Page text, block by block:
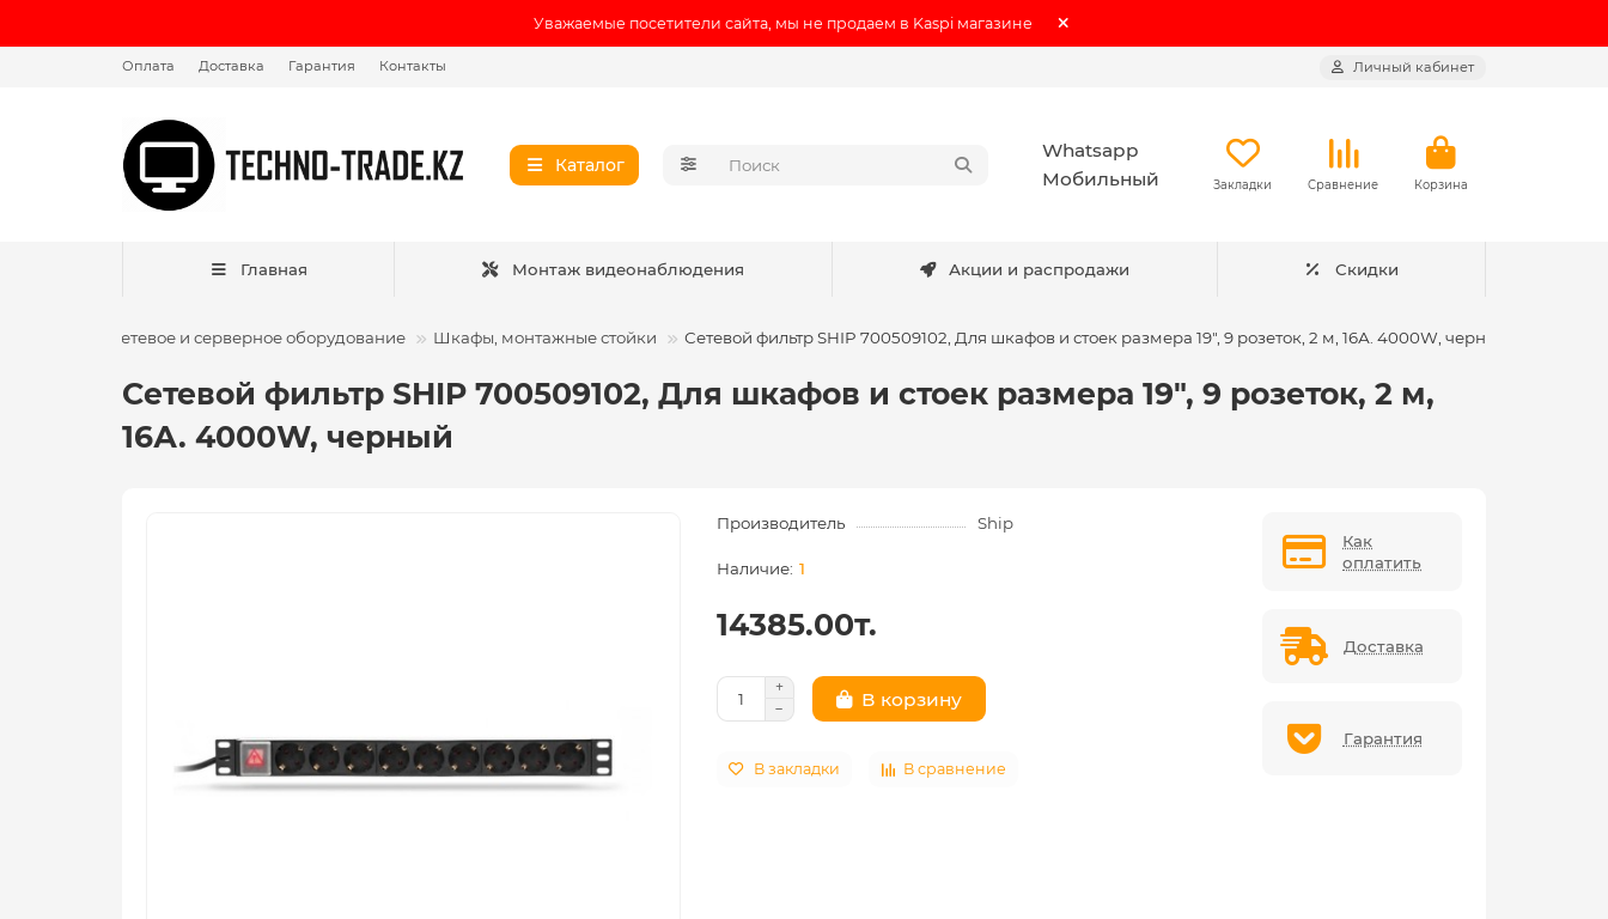
Уважаемые посетители сайта, мы не продаем в Kaspi магазине
Оплата Доставка Гарантия Контакты Личный кабинет
Каталог
Whatsapp
Мобильный
Закладки Сравнение Корзина
Главная Монтаж видеонаблюдения Акции и распродажи Скидки
Сетевое и серверное оборудование Шкафы, монтажные стойки Сетевой фильтр SHIP 700509102, Для шкафов и стоек размера 19", 9 розеток, 2 м, 16А. 4000W, черный
Сетевой фильтр SHIP 700509102, Для шкафов и стоек размера 19", 9 розеток, 2 м,
16А. 4000W, черный
Производитель Ship
1
14385.00т.
В корзину
В закладки В сравнение
Как
оплатить
Доставка
Гарантия